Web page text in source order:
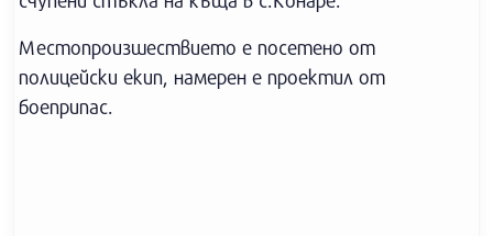
Местопроизшествието е посетено от
полицейски екип, намерен е проектил от
боеприпас.